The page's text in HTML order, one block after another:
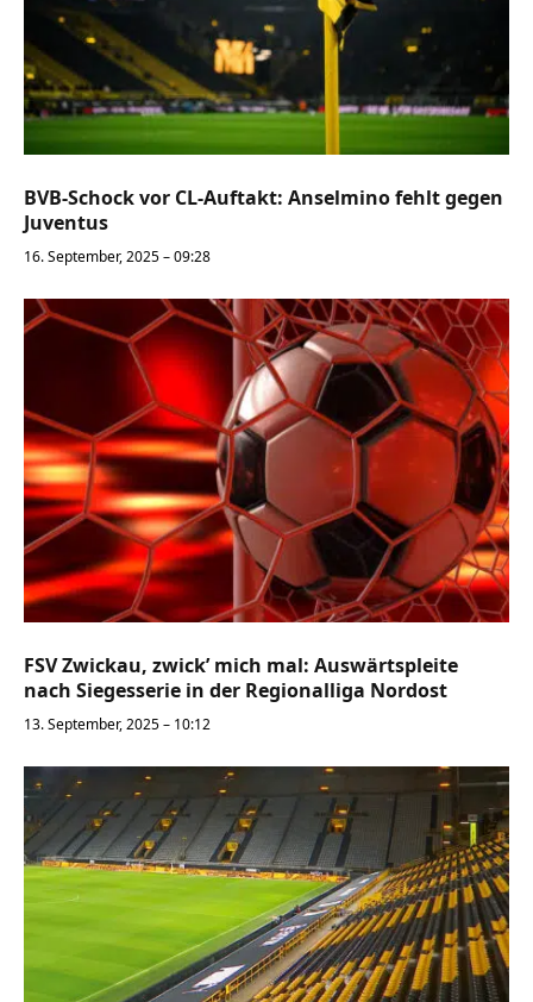
BVB-Schock vor CL-Auftakt: Anselmino fehlt gegen
Juventus
16. September, 2025 – 09:28
FSV Zwickau, zwick’ mich mal: Auswärtspleite
nach Siegesserie in der Regionalliga Nordost
13. September, 2025 – 10:12